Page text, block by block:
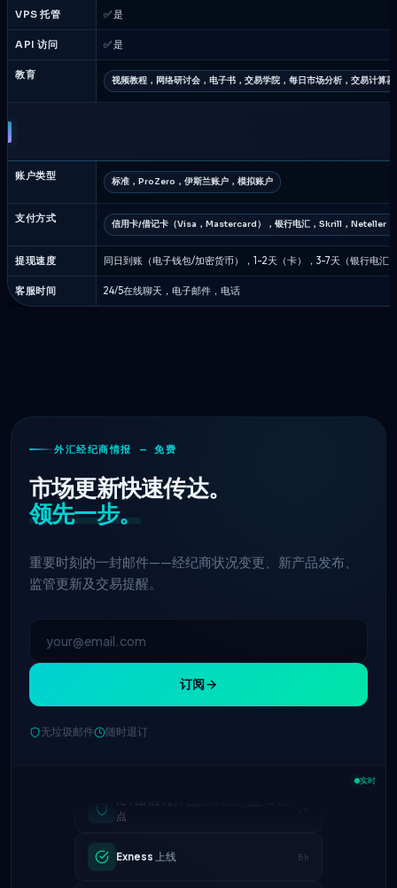
VPS 托管 ✅ 是
API 访问 ✅ 是
教育 视频教程，网络研讨会，电子书，交易学院，每日市场分析，交易计算器
账户类型 标准，ProZero，伊斯兰账户，模拟账户
支付方式 信用卡/借记卡（Visa，Mastercard），银行电汇，Skrill，Neteller，
提现速度 同日到账（电子钱包/加密货币），1-2天（卡），3-7天（银行电汇
客服时间 24/5在线聊天，电子邮件，电话
外汇经纪商情报 — 免费
市场更新快速传达。
领先一步。
重要时刻的一封邮件——经纪商状况变更、新产品发布、
监管更新及交易提醒。
订阅
无垃圾邮件 随时退订
实时